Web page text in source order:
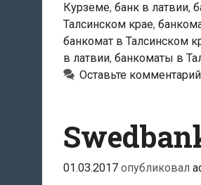
Курземе, банк в латвии,
Талсинском крае,
банкомат в Талсинском
в латвии, банкоматы в
Оставьте комментарий
01.03.2017 опубликовал